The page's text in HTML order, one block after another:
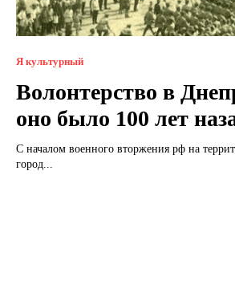
Я культурный
Волонтерство в
оно было 100 лет
С началом военного вторжения рф на
город...